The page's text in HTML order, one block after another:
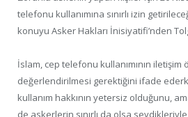
telefonu kullanımına sınırlı izin
konuyu Asker Hakları İnisiyatifi’nden
İslam, cep telefonu kullanımının
değerlendirilmesi gerektiğini ifade
kullanım hakkının yetersiz olduğunu,
de askerlerin sınırlı da olsa